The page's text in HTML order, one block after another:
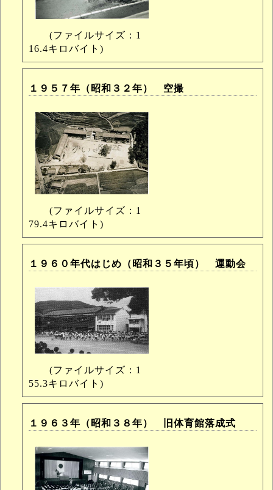
(ファイルサイズ：1
16.4キロバイト)
１９５７年（昭和３２年） 空撮
(ファイルサイズ：1
79.4キロバイト)
１９６０年代はじめ（昭和３５年頃） 運動会
(ファイルサイズ：1
55.3キロバイト)
１９６３年（昭和３８年） 旧体育館落成式